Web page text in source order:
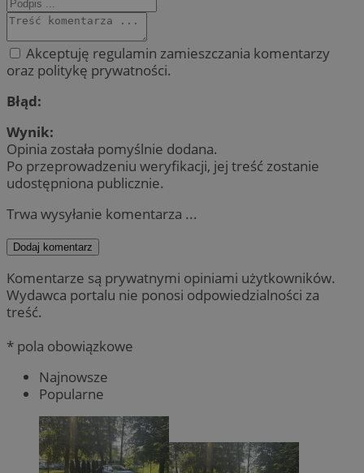
Akceptuję regulamin zamieszczania komentarzy
oraz politykę prywatności.
Błąd:
Wynik:
Opinia została pomyślnie dodana.
Po przeprowadzeniu weryfikacji, jej treść zostanie
udostępniona publicznie.
Trwa wysyłanie komentarza ...
Dodaj komentarz
Komentarze są prywatnymi opiniami użytkowników.
Wydawca portalu nie ponosi odpowiedzialności za
treść.
* pola obowiązkowe
Najnowsze
Popularne